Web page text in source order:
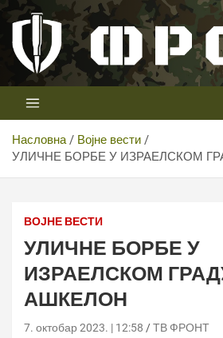
Скип
цонтент
Телевизија
Први војни канал у Србији
Насловна
Војне вести
УЛИЧНЕ БОРБЕ У ИЗРАЕЛСКОМ
ВОЈНЕ ВЕСТИ
УЛИЧНЕ БОРБЕ У
ИЗРАЕЛСКОМ
АШКЕЛОН
7. октобар 2023. | 12:58 ТВ ФРОНТ